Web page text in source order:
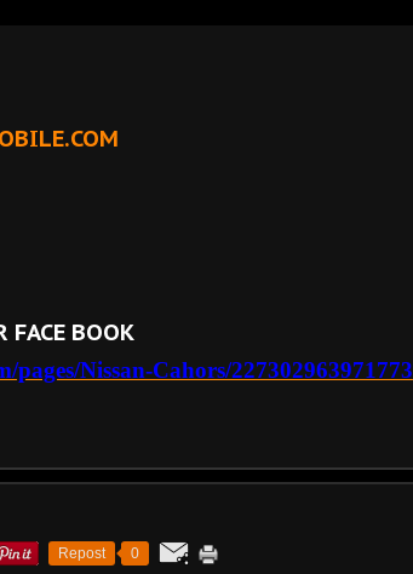
FACE BOOK
pages/Nissan-Cahors/227302963971773
Repost 0